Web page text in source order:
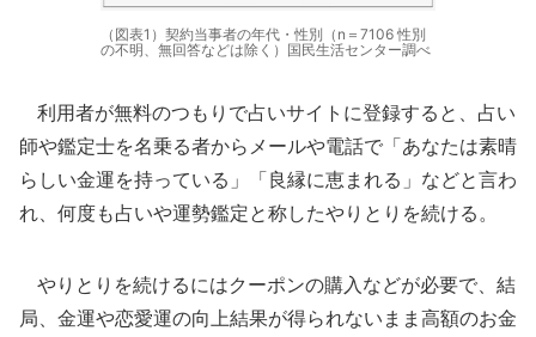
（図表1）契約当事者の年代・性別（n＝7106 性別
の不明、無回答などは除く）国民生活センター調べ
利用者が無料のつもりで占いサイトに登録すると、占い
師や鑑定士を名乗る者からメールや電話で「あなたは素晴
らしい金運を持っている」「良縁に恵まれる」などと言わ
れ、何度も占いや運勢鑑定と称したやりとりを続ける。
やりとりを続けるにはクーポンの購入などが必要で、結
局、金運や恋愛運の向上結果が得られないまま高額のお金